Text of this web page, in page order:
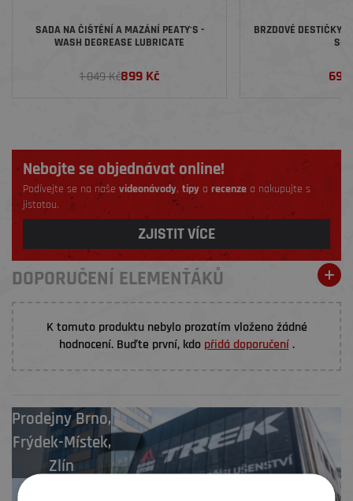
SADA NA ČIŠTĚNÍ A MAZÁNÍ PEATY'S -
WASH DEGREASE LUBRICATE
1 049 Kč899 Kč
BRZDOVÉ DESTIČKY
699
Nebojte se objednávat online!
Podívejte se na naše videonávody,tipy a recenzea nakupujte s
jistotou.
ZJISTIT VÍCE
DOPORUČENÍ ELEMENŤÁKŮ
K tomuto produktu nebylo prozatím vloženo žádné
hodnocení. Buďte první, kdo přidá doporučení.
ProdejnyBrno,
Frýdek-Místek,
Zlín